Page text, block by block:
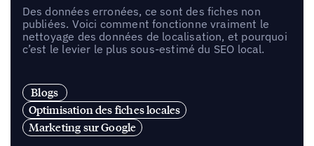
Des données erronées, ce sont des fiches non
publiées. Voici comment fonctionne vraiment le
nettoyage des données de localisation, et pourquoi
c’est le levier le plus sous-estimé du SEO local.
Blogs
Optimisation des fiches locales
Marketing sur Google